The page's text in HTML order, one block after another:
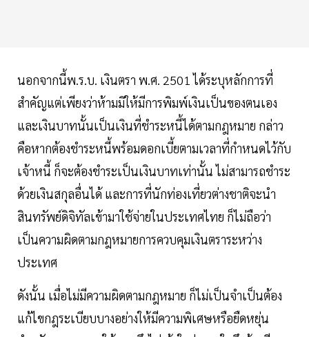
นอกจากนี้พ.ร.บ. เงินตรา พ.ศ. 2501 ได้ระบุหลักการที่
สำคัญแต่เพียงว่าห้ามมิให้มีการพิมพ์เงินเป็นของตนเอง
และเงินบาทนั้นเป็นเงินที่ชำระหนี้ได้ตามกฎหมาย กล่าว
คือหากต้องชำระหนี้พร้อมดอกเบี้ยตามเวลาที่กำหนดไว้กับ
เจ้าหนี้ ก็จะต้องชำระเป็นเงินบาทเท่านั้น ไม่สามารถชำระ
ด้วยเงินสกุลอื่นได้ และการที่นักท่องเที่ยวต่างชาติจะนำ
สินทรัพย์ดิจิทัลเข้ามาใช้จ่ายในประเทศไทย ก็ไม่ถือว่า
เป็นความผิดตามกฎหมายการควบคุมเงินตราระหว่าง
ประเทศ
ดังนั้น เมื่อไม่มีความผิดตามกฎหมาย ก็ไม่เป็นจำเป็นต้อง
แก้ไขกฎระเบียบบางอย่างให้มีความพิเศษหรือยืดหยุ่น